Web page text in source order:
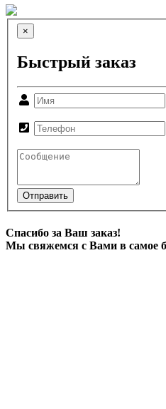
×
Быстрый заказ
Отправить
Спасибо за Ваш заказ!
Мы свяжемся с Вами в самое